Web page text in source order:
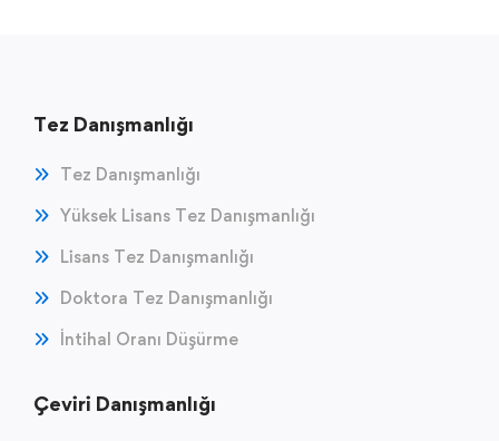
Tez Danışmanlığı
Tez Danışmanlığı
Yüksek Lisans Tez Danışmanlığı
Lisans Tez Danışmanlığı
Doktora Tez Danışmanlığı
İntihal Oranı Düşürme
Çeviri Danışmanlığı